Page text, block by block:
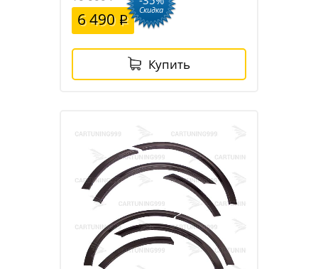
6 490 Скидка
Купить